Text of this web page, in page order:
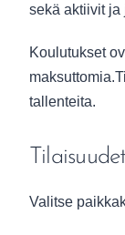
sekä aktiivit ja
Koulutukset
tallenteita.
Valitse